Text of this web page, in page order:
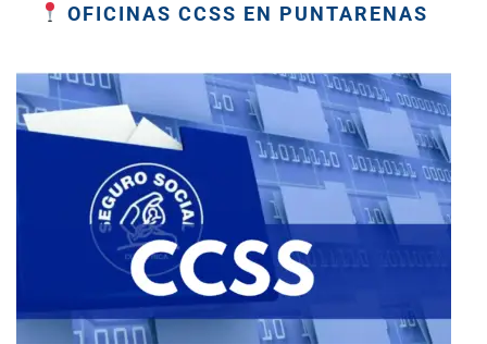
OFICINAS CCSS EN PUNTARENAS